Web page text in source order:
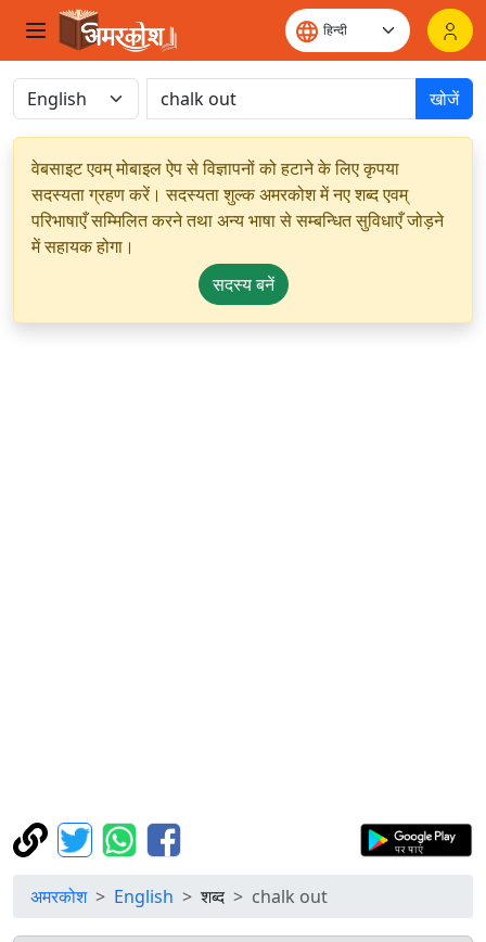
खोजें
वेबसाइट एवम् मोबाइल ऐप से विज्ञापनों को हटाने के लिए कृपया
सदस्यता ग्रहण करें। सदस्यता शुल्क अमरकोश में नए शब्द एवम्
परिभाषाएँ सम्मिलित करने तथा अन्य भाषा से सम्बन्धित सुविधाएँ जोड़ने
में सहायक होगा।
सदस्य बनें
अमरकोश English शब्द chalk out